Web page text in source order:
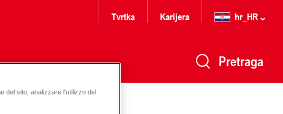
Tvrtka Karijera hr_HR
Pretraga
del sito, analizzare l'utilizzo del